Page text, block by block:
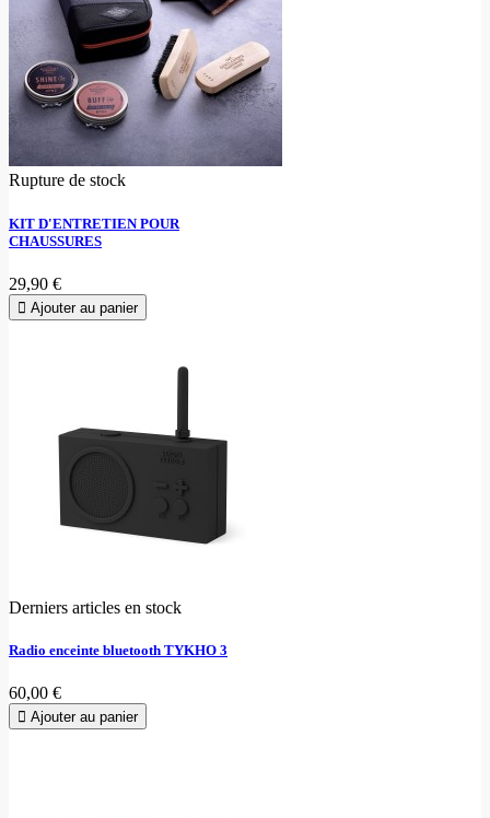
Rupture de stock
KIT D'ENTRETIEN POUR
CHAUSSURES
29,90 €
Ajouter au panier
Derniers articles en stock
Radio enceinte bluetooth TYKHO 3
60,00 €
Ajouter au panier